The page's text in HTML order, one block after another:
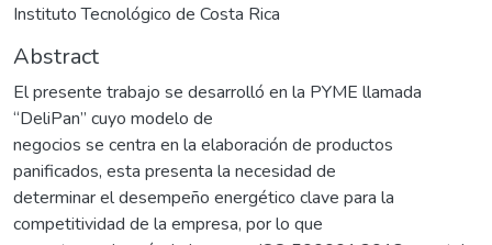
Instituto Tecnológico de Costa Rica
Abstract
El presente trabajo se desarrolló en la PYME llamada
“DeliPan” cuyo modelo de
negocios se centra en la elaboración de productos
panificados, esta presenta la necesidad de
determinar el desempeño energético clave para la
competitividad de la empresa, por lo que